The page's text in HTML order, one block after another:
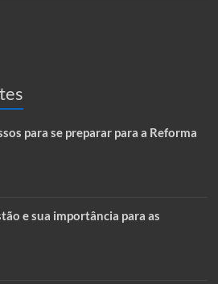
para se preparar para a Reforma
e sua importância para as